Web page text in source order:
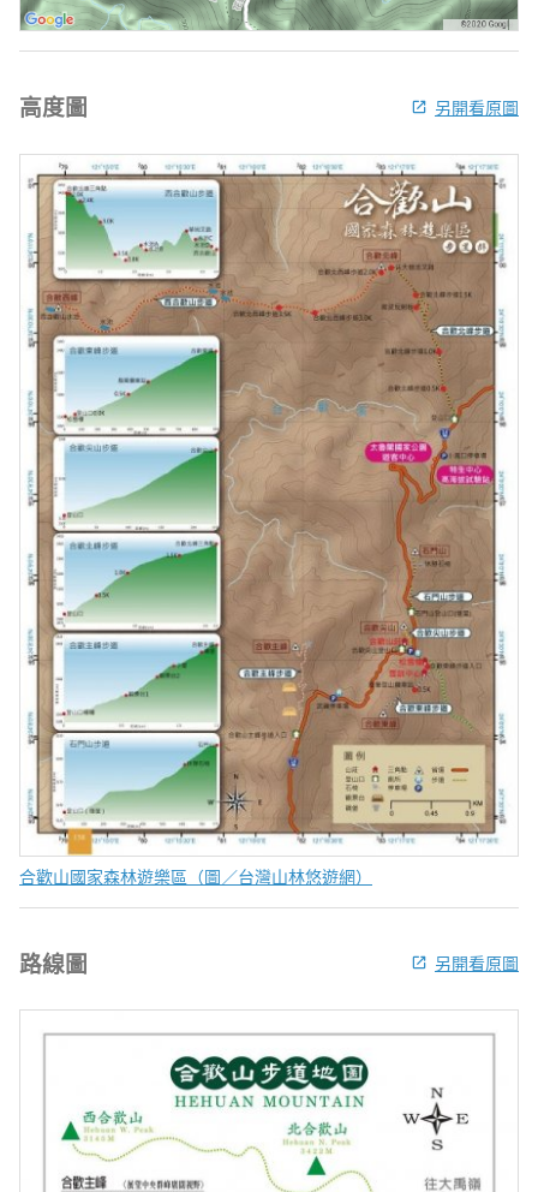
高度圖 另開看原圖
合歡山國家森林遊樂區（圖／台灣山林悠遊網）
路線圖 另開看原圖